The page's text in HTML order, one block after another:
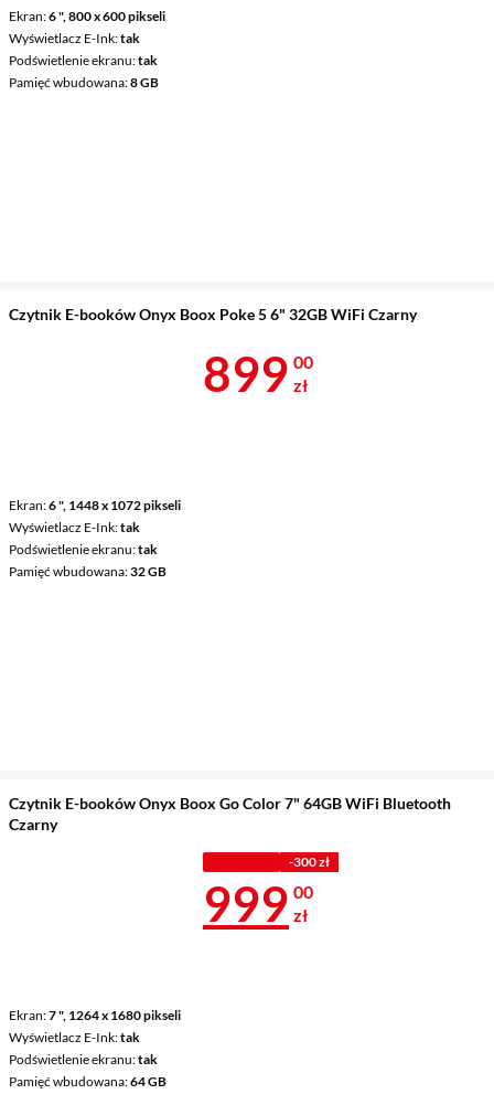
Ekran 6 ", 800 x 600 pikseli
Wyświetlacz E-Ink tak
Podświetlenie ekranu tak
Pamięć wbudowana 8 GB
Czytnik E-booków Onyx Boox Poke 5 6" 32GB WiFi Czarny
Ekran 6 ", 1448 x 1072 pikseli
Wyświetlacz E-Ink tak
Podświetlenie ekranu tak
Pamięć wbudowana 32 GB
Cena 899 zł
899 00
zł
Czytnik E-booków Onyx Boox Go Color 7" 64GB WiFi Bluetooth
Czarny
Ekran 7 ", 1264 x 1680 pikseli
Wyświetlacz E-Ink tak
Podświetlenie ekranu tak
Pamięć wbudowana 64 GB
-300 zł
Cena 999 zł
999 00
zł